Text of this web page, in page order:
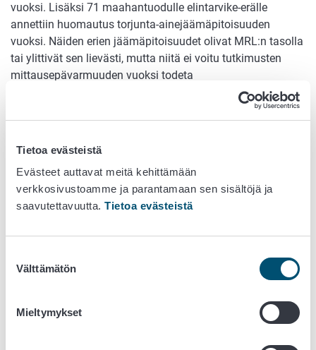
Tietoa evästeistä
Evästeet auttavat meitä kehittämään
verkkosivustoamme ja parantamaan sen sisältöjä ja
saavutettavuutta. Tietoa evästeistä
valinta
Välttämätön
Mieltymykset
vuoksi. Lisäksi 71 maahantuodulle elintarvike-erälle
annettiin huomautus torjunta-ainejäämäpitoisuuden
vuoksi. Näiden erien jäämäpitoisuudet olivat MRL:n tasolla
tai ylittivät sen lievästi, mutta niitä ei voitu tutkimusten
mittausepävarmuuden vuoksi todeta
Määräystenvastaisista eristä 40 oli EU:n ulkopuolelta
sisäkaupan elintarvikkeita. Lukuisia maahantuonnin tai
markkinoille saattamisen kieltämiseen johtaneita
määräystenvastaisuuksia todettiin vanhaan tapaan
tuoreissa hedelmissä ja kasviksissa, riisissä, teessä ja
Toimivaltaiset elintarvikevalvontaviranomaiset suorittivat
määräystenvastaisten tuotteiden osalta.
pysäytettiin ja seuraavista eristä otettiin seurantanäytteet